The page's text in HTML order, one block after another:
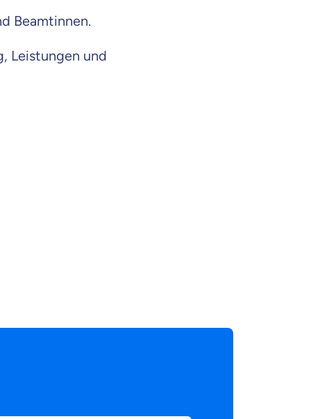
Beamtinnen.
Leistungen und